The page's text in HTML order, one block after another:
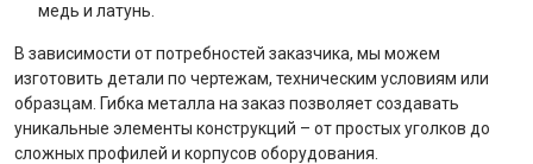
медь и латунь.
В зависимости от потребностей заказчика, мы можем
изготовить детали по чертежам, техническим условиям или
образцам. Гибка металла на заказ позволяет создавать
уникальные элементы конструкций – от простых уголков до
сложных профилей и корпусов оборудования.